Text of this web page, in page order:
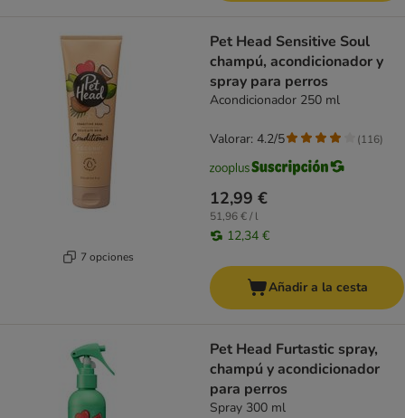
7 opciones
Pet Head Sensitive Soul
champú, acondicionador y
spray para perros
Acondicionador 250 ml
12,99 €
51,96 € / l
12,34 €
Valorar: 4.2/5 (116)
Añadir a la cesta
Pet Head Furtastic spray,
champú y acondicionador
para perros
Spray 300 ml